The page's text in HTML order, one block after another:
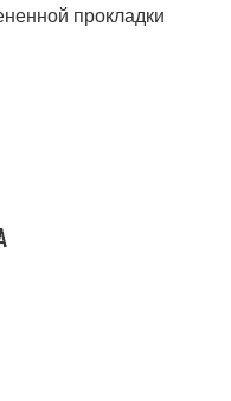
прокладки